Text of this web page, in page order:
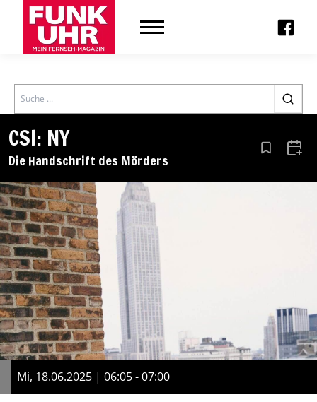
Search
CSI: NY
Die Handschrift des Mörders Aus den
Mi, 18.06.2025 | 06:05 - 07:00